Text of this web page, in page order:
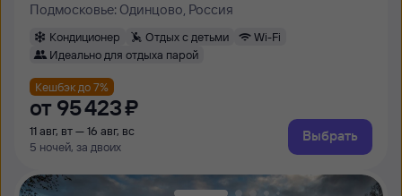
Подмосковье: Одинцово, Россия
Кондиционер Отдых с детьми
Wi-Fi
Идеально для отдыха парой
Кешбэк до 7%
от 95 ⁠423 ⁠₽
11 авг, вт — 16 авг, вс
5 ночей, за двоих
Выбрать